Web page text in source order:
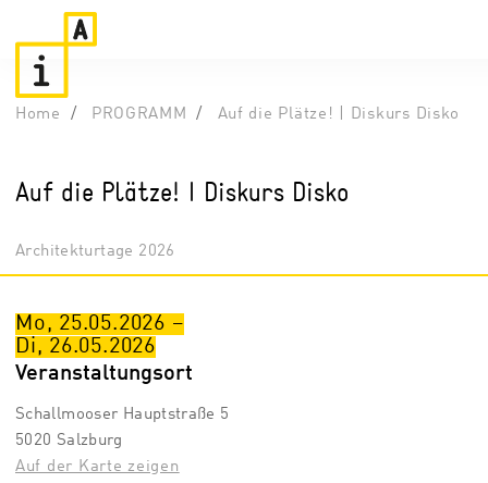
Home PROGRAMM Auf die Plätze! | Diskurs Disko
Auf die Plätze! | Diskurs Disko
Architekturtage 2026
Mo, 25.05.2026 –
Di, 26.05.2026
Veranstaltungsort
Schallmooser Hauptstraße 5
5020 Salzburg
Auf der Karte zeigen